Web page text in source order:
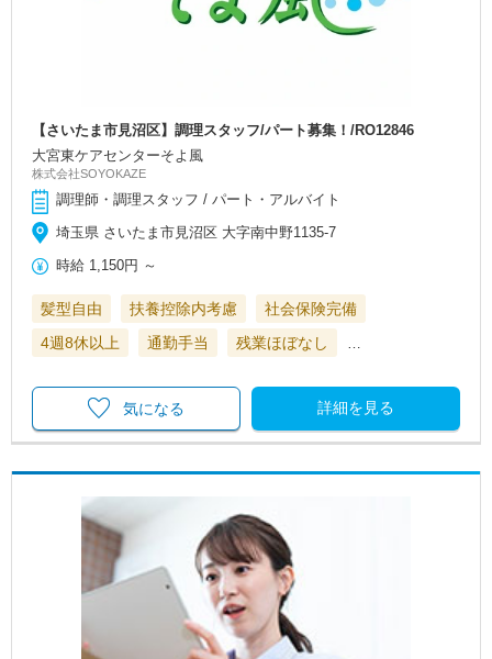
【さいたま市見沼区】調理スタッフ/パート募集！/RO12846
大宮東ケアセンターそよ風
株式会社SOYOKAZE
調理師・調理スタッフ / パート・アルバイト
埼玉県 さいたま市見沼区 大字南中野1135-7
時給 1,150円 ～
髪型自由 扶養控除内考慮
社会保険完備
4週8休以上
通勤手当 残業ほぼなし …
詳細を見る
気になる